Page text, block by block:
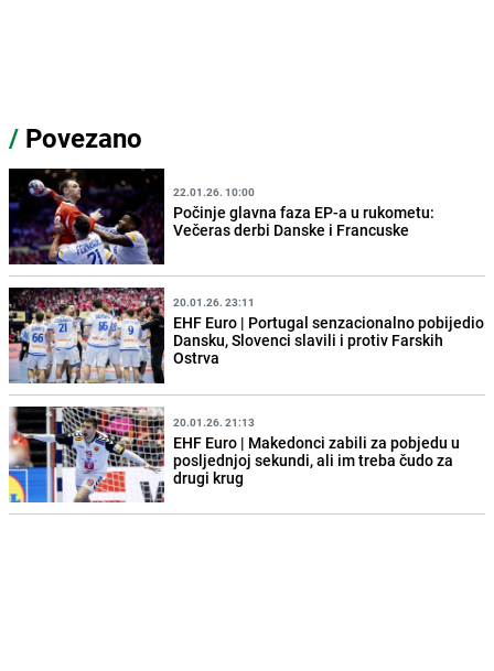
/ Povezano
22.01.26. 10:00
Počinje glavna faza EP-a u rukometu:
Večeras derbi Danske i Francuske
20.01.26. 23:11
EHF Euro | Portugal senzacionalno pobijedio
Dansku, Slovenci slavili i protiv Farskih
Ostrva
20.01.26. 21:13
EHF Euro | Makedonci zabili za pobjedu u
posljednjoj sekundi, ali im treba čudo za
drugi krug